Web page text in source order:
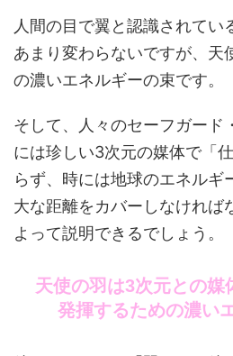
人間の目で翼と認識されてい
あまり変わらないですが、天
の濃いエネルギーの束です。
そして、人々のセーフガード
には珍しい3次元の媒体で「
らず、時には地球のエネルギ
大な距離をカバーしなければ
よって説明できるでしょう。
天使の羽は3次元との媒
発揮するための濃い